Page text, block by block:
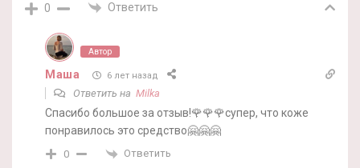
0 Ответить
Автор
Маша 6 лет назад
Ответить на Milka
Спасибо большое за отзыв!🌹🌹🌹супер, что коже
понравилось это средство🤗🤗🤗
0 Ответить